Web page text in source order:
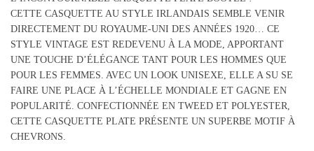
CETTE CASQUETTE AU STYLE IRLANDAIS SEMBLE VENIR
DIRECTEMENT DU ROYAUME-UNI DES ANNÉES 1920… CE
STYLE VINTAGE EST REDEVENU À LA MODE, APPORTANT
UNE TOUCHE D’ÉLÉGANCE TANT POUR LES HOMMES QUE
POUR LES FEMMES. AVEC UN LOOK UNISEXE, ELLE A SU SE
FAIRE UNE PLACE À L’ÉCHELLE MONDIALE ET GAGNE EN
POPULARITÉ. CONFECTIONNÉE EN TWEED ET POLYESTER,
CETTE CASQUETTE PLATE PRÉSENTE UN SUPERBE MOTIF À
CHEVRONS.